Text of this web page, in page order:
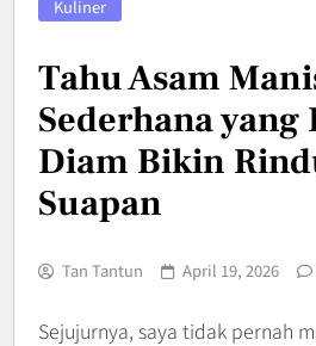
Kuliner
Tahu Asam
Sederhana yang
Diam Bikin
Suapan
Tan Tantun April 19, 2026
Sejujurnya, saya tidak pernah